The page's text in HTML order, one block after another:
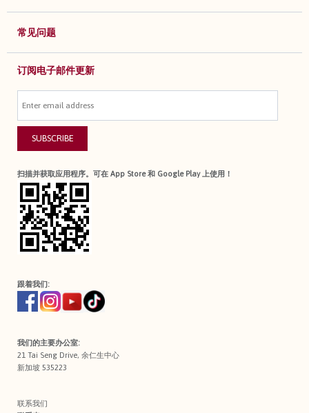
常见问题
订阅电子邮件更新
SUBSCRIBE
扫描并获取应用程序。可在 App Store 和 Google Play 上使用！
跟着我们:
我们的主要办公室:
21 Tai Seng Drive, 余仁生中心
新加坡 535223
联系我们